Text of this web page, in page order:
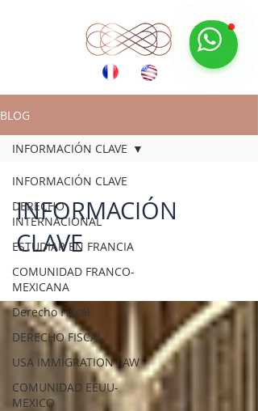
BLOG
INFORMACIÓN CLAVE
DERECHO
INTERNACIONAL
ESTUDIAR EN FRANCIA
COMUNIDAD FRANCO-
MEXICANA
Derecho Fiscal
DERECHO FISCAL
USA IMMIGRATION LAW
COMUNIDAD EEUU-
MEXICO
INFORMACIÓN CLAVE
INFORMACIÓN
CLAVE